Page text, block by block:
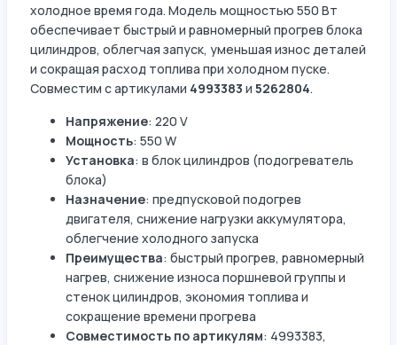
холодное время года. Модель мощностью 550 Вт
обеспечивает быстрый и равномерный прогрев блока
цилиндров, облегчая запуск, уменьшая износ деталей
и сокращая расход топлива при холодном пуске.
Совместим с артикулами 4993383 и 5262804.
Напряжение: 220 V
Мощность: 550 W
Установка: в блок цилиндров (подогреватель
блока)
Назначение: предпусковой подогрев
двигателя, снижение нагрузки аккумулятора,
облегчение холодного запуска
Преимущества: быстрый прогрев, равномерный
нагрев, снижение износа поршневой группы и
стенок цилиндров, экономия топлива и
сокращение времени прогрева
Совместимость по артикулям: 4993383,